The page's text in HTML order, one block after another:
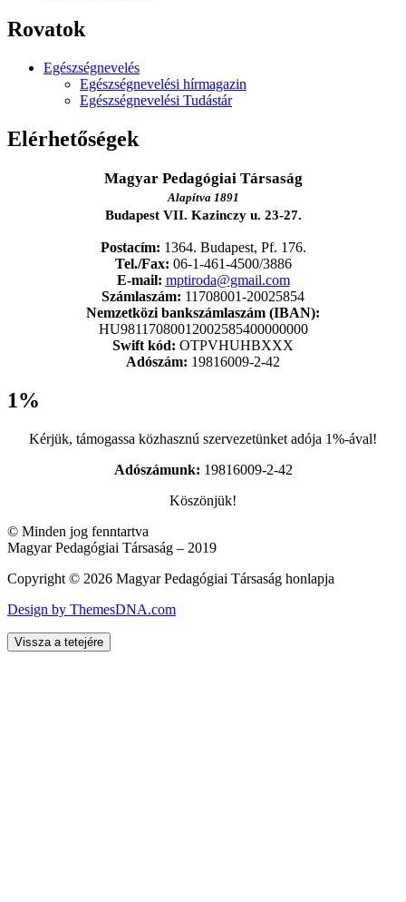
Rovatok
Egészségnevelés
Egészségnevelési hírmagazin
Egészségnevelési Tudástár
Elérhetőségek
Magyar Pedagógiai Társaság
Alapítva 1891
Budapest VII. Kazinczy u. 23-27.
Postacím: 1364. Budapest, Pf. 176.
Tel./Fax: 06-1-461-4500/3886
E-mail: mptiroda@gmail.com
Számlaszám: 11708001-20025854
Nemzetközi bankszámlaszám (IBAN):
HU98117080012002585400000000
Swift kód: OTPVHUHBXXX
Adószám: 19816009-2-42
1%
Kérjük, támogassa közhasznú szervezetünket adója 1%-ával!
Adószámunk: 19816009-2-42
Köszönjük!
© Minden jog fenntartva
Magyar Pedagógiai Társaság – 2019
Copyright © 2026 Magyar Pedagógiai Társaság honlapja
Design by ThemesDNA.com
Vissza a tetejére